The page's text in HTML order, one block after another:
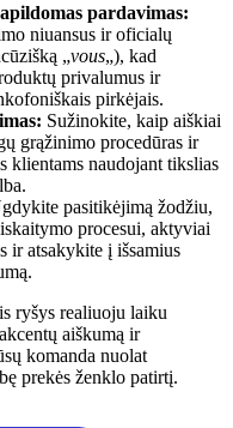
pardavimas:
niuansus ir oficialų
„vous„), kad
privalumus ir
pirkėjais.
Sužinokite, kaip aiškiai
grąžinimo procedūras ir
klientams naudojant tikslias
pasitikėjimą žodžiu,
procesui, aktyviai
ir atsakykite į išsamius
ryšys realiuoju laiku
aiškumą ir
komanda nuolat
prekės ženklo patirtį.